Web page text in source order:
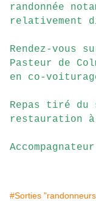
randonnée
relativement
Rendez-vous
Pasteur de
en co-
Repas tiré
restauration à
#Sorties